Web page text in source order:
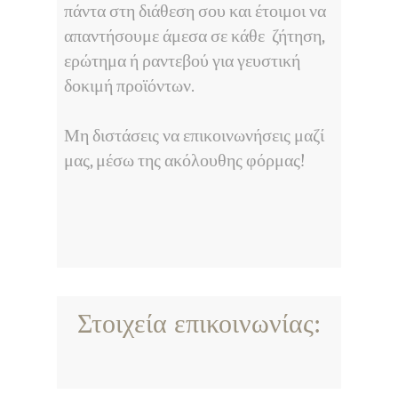
πάντα στη διάθεση σου και έτοιμοι να
απαντήσουμε άμεσα σε κάθε ζήτηση,
ερώτημα ή ραντεβού για γευστική
δοκιμή προϊόντων.
Μη διστάσεις να επικοινωνήσεις μαζί
μας, μέσω της ακόλουθης φόρμας!
Στοιχεία επικοινωνίας: